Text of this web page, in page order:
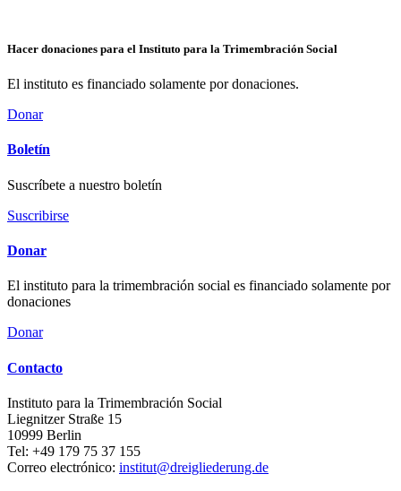
Hacer donaciones para el Instituto para la Trimembración Social
El instituto es financiado solamente por donaciones.
Donar
Boletín
Suscríbete a nuestro boletín
Suscribirse
Donar
El instituto para la trimembración social es financiado solamente por
donaciones
Donar
Contacto
Instituto para la Trimembración Social
Liegnitzer Straße 15
10999 Berlin
Tel: +49 179 75 37 155
Correo electrónico: institut@dreigliederung.de